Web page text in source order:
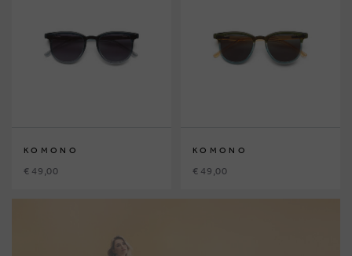
KOMONO
€ 49,00
KOMONO
€ 49,00